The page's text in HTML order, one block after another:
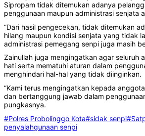
Sipropam tidak ditemukan adanya
penggunaan maupun administrasi senjata
‎‎“Dari hasil pengecekan, tidak ditemukan
hilang maupun kondisi senjata yang tidak
administrasi pemegang senpi juga masih
‎Zainullah juga mengingatkan agar seluruh
hati serta mematuhi aturan dalam
menghindari hal-hal yang tidak diinginkan.
‎‎“Kami terus mengingatkan kepada
dan bertanggung jawab dalam
pungkasnya.
#Polres Probolinggo Kota#sidak senpi
penyalahgunaan senpi